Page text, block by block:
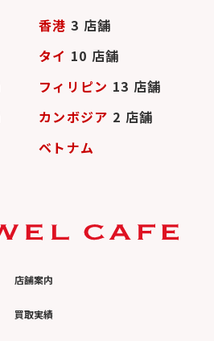
香港 3 店舗
タイ 10 店舗
フィリピン 13 店舗
カンボジア 2 店舗
ベトナム
店舗案内
買取実績